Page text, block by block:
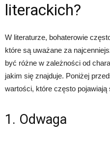
literackich?
W literaturze, bohaterowie
które są uważane za
być różne w zależności od
jakim się znajduje. Poniżej
wartości, które często pojawiają
1. Odwaga